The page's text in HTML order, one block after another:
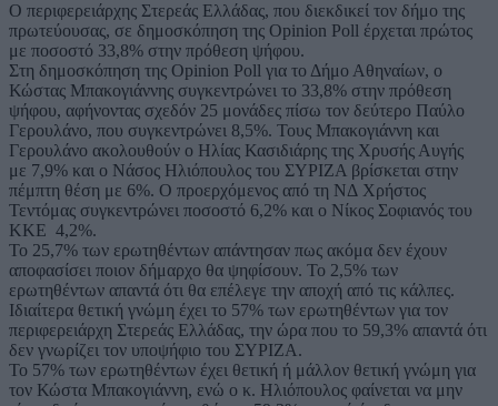
Ο περιφερειάρχης Στερεάς Ελλάδας, που διεκδικεί τον δήμο της
πρωτεύουσας, σε δημοσκόπηση της Opinion Poll έρχεται πρώτος
με ποσοστό 33,8% στην πρόθεση ψήφου.
Στη δημοσκόπηση της Opinion Poll για το Δήμο Αθηναίων, ο
Κώστας Μπακογιάννης συγκεντρώνει το 33,8% στην πρόθεση
ψήφου, αφήνοντας σχεδόν 25 μονάδες πίσω τον δεύτερο Παύλο
Γερουλάνο, που συγκεντρώνει 8,5%. Τους Μπακογιάννη και
Γερουλάνο ακολουθούν ο Ηλίας Κασιδιάρης της Χρυσής Αυγής
με 7,9% και ο Νάσος Ηλιόπουλος του ΣΥΡΙΖΑ βρίσκεται στην
πέμπτη θέση με 6%. Ο προερχόμενος από τη ΝΔ Χρήστος
Τεντόμας συγκεντρώνει ποσοστό 6,2% και ο Νίκος Σοφιανός του
ΚΚΕ 4,2%.
Το 25,7% των ερωτηθέντων απάντησαν πως ακόμα δεν έχουν
αποφασίσει ποιον δήμαρχο θα ψηφίσουν. Το 2,5% των
ερωτηθέντων απαντά ότι θα επέλεγε την αποχή από τις κάλπες.
Ιδιαίτερα θετική γνώμη έχει το 57% των ερωτηθέντων για τον
περιφερειάρχη Στερεάς Ελλάδας, την ώρα που το 59,3% απαντά ότι
δεν γνωρίζει τον υποψήφιο του ΣΥΡΙΖΑ.
Το 57% των ερωτηθέντων έχει θετική ή μάλλον θετική γνώμη για
τον Κώστα Μπακογιάννη, ενώ ο κ. Ηλιόπουλος φαίνεται να μην